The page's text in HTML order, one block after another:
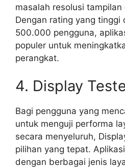
masalah resolusi
Dengan rating yang tinggi
500.000 pengguna,
populer untuk
perangkat.
4. Display
Bagi pengguna yang
untuk menguji performa
secara menyeluruh,
pilihan yang tepat.
dengan berbagai jenis